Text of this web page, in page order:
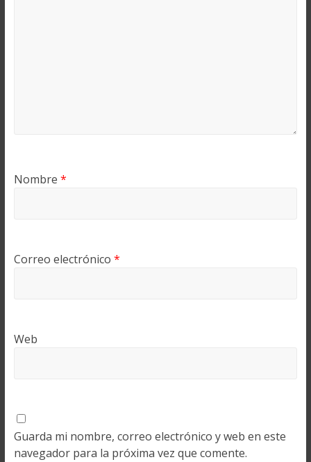
Nombre *
Correo electrónico *
Web
Guarda mi nombre, correo electrónico y web en este
navegador para la próxima vez que comente.